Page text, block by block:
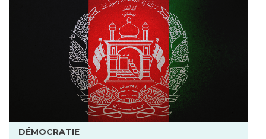
DÉMOCRATIE